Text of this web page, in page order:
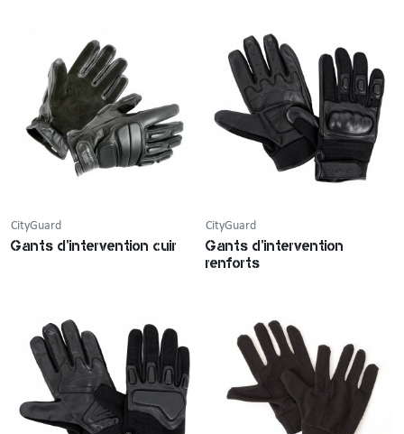
CityGuard
Gants d'intervention cuir
CityGuard
Gants d'intervention
renforts